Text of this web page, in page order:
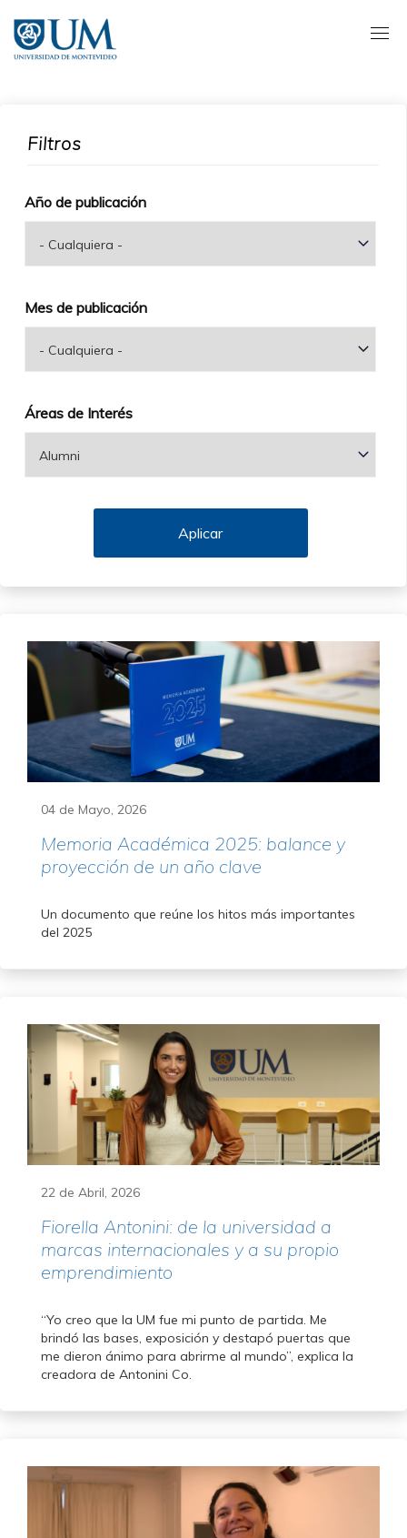
contenido
principal
Filtros
Áreas de Interés
Año de publicación
Mes de publicación
04 de Mayo, 2026
Memoria Académica 2025: balance y
proyección de un año clave
Un documento que reúne los hitos más importantes
del 2025
22 de Abril, 2026
Fiorella Antonini: de la universidad a
marcas internacionales y a su propio
emprendimiento
“Yo creo que la UM fue mi punto de partida. Me
brindó las bases, exposición y destapó puertas que
me dieron ánimo para abrirme al mundo”, explica la
creadora de Antonini Co.